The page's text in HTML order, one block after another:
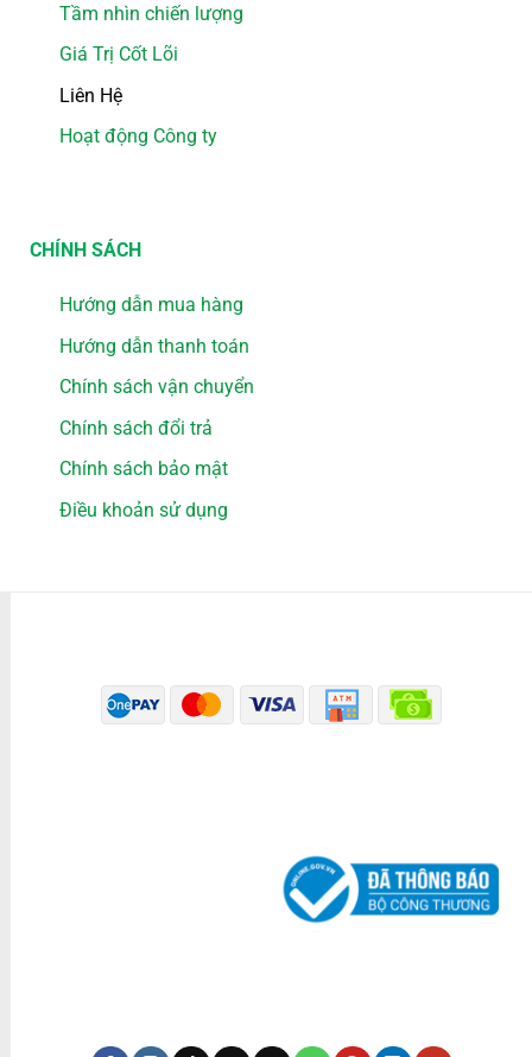
Tầm nhìn chiến lượng
Giá Trị Cốt Lõi
Liên Hệ
Hoạt động Công ty
CHÍNH SÁCH
Hướng dẫn mua hàng
Hướng dẫn thanh toán
Chính sách vận chuyển
Chính sách đổi trả
Chính sách bảo mật
Điều khoản sử dụng